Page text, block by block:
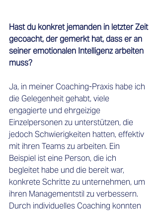
Hast du konkret jemanden in letzter Zeit
gecoacht, der gemerkt hat, dass er an
seiner emotionalen Intelligenz arbeiten
muss?
Ja, in meiner Coaching-Praxis habe ich
die Gelegenheit gehabt, viele
engagierte und ehrgeizige
Einzelpersonen zu unterstützen, die
jedoch Schwierigkeiten hatten, effektiv
mit ihren Teams zu arbeiten. Ein
Beispiel ist eine Person, die ich
begleitet habe und die bereit war,
konkrete Schritte zu unternehmen, um
ihren Managementstil zu verbessern.
Durch individuelles Coaching konnten